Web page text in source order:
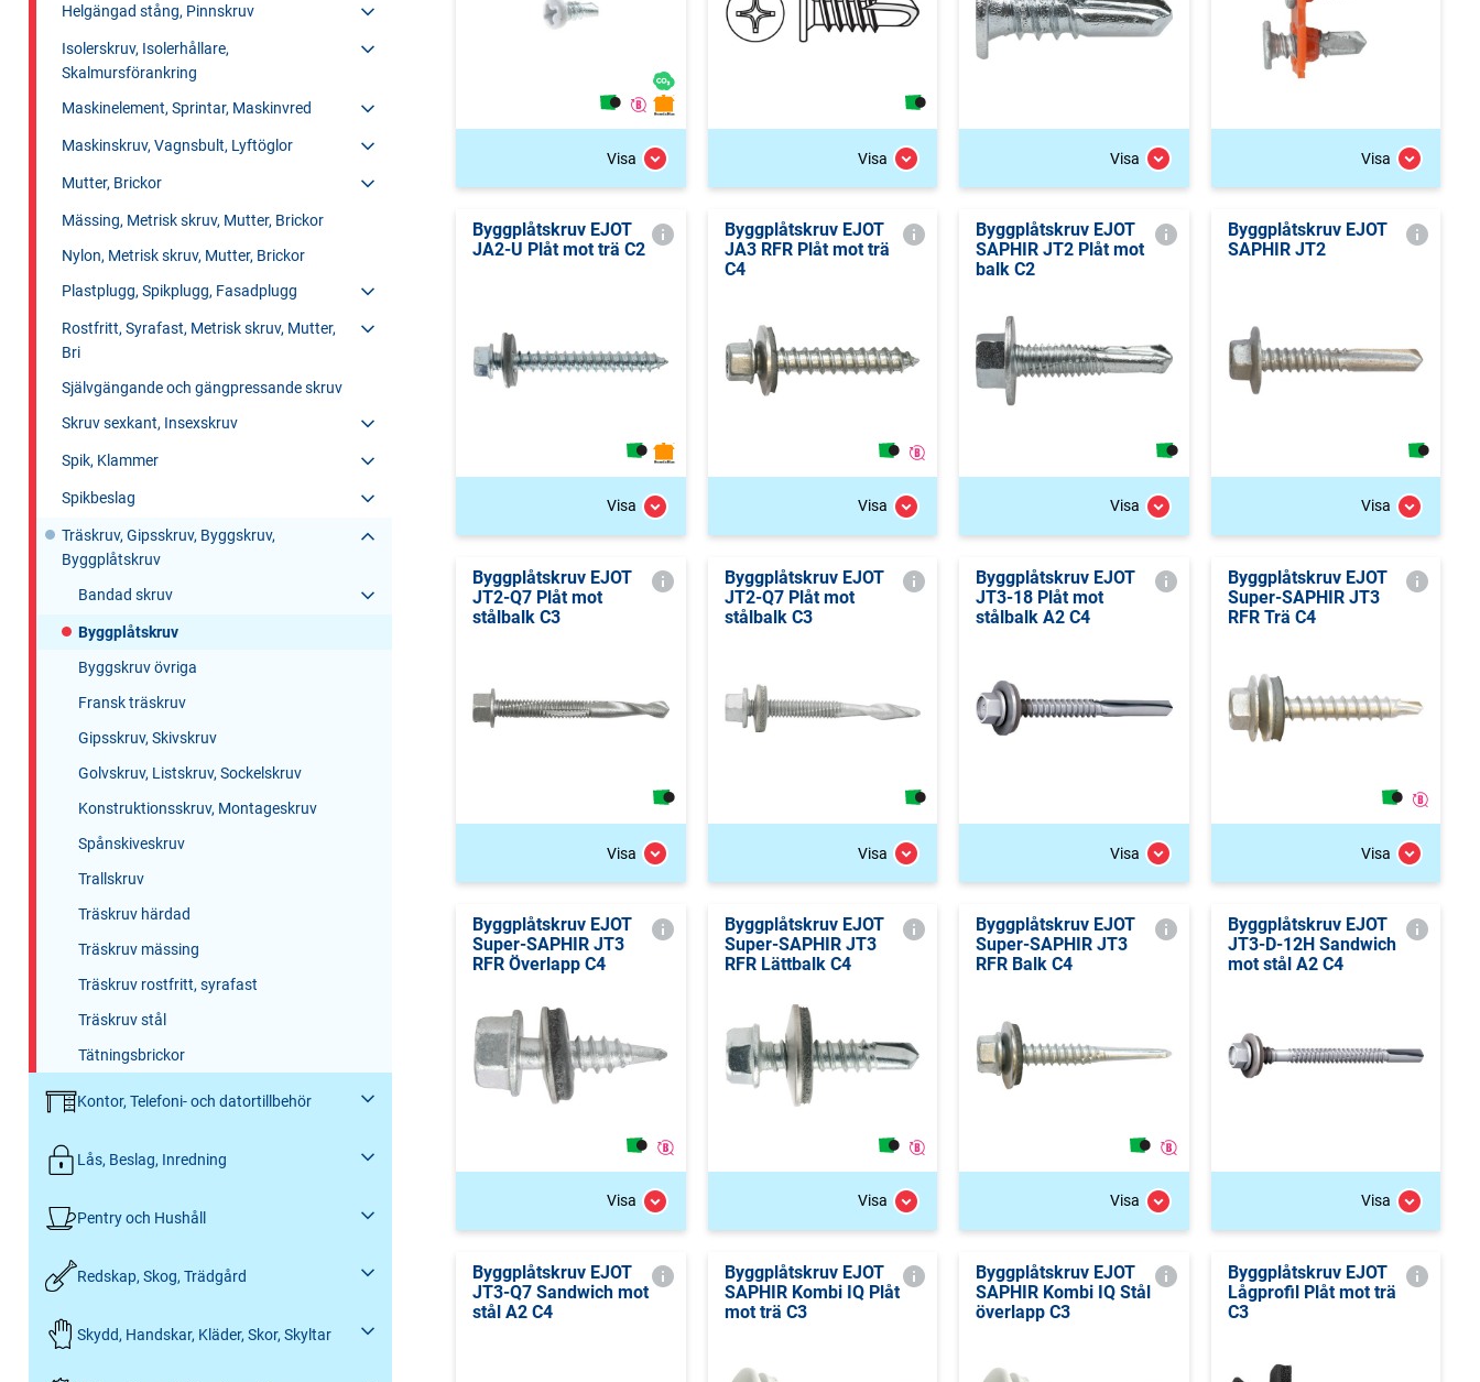
Helgängad stång, Pinnskruv
Isolerskruv, Isolerhållare,
Skalmursförankring
Maskinelement, Sprintar, Maskinvred
Maskinskruv, Vagnsbult, Lyftöglor
Mutter, Brickor
Mässing, Metrisk skruv, Mutter, Brickor
Nylon, Metrisk skruv, Mutter, Brickor
Plastplugg, Spikplugg, Fasadplugg
Rostfritt, Syrafast, Metrisk skruv, Mutter,
Bri
Självgängande och gängpressande skruv
Skruv sexkant, Insexskruv
Spik, Klammer
Spikbeslag
Träskruv, Gipsskruv, Byggskruv,
Byggplåtskruv
Bandad skruv
Byggplåtskruv
Byggskruv övriga
Fransk träskruv
Gipsskruv, Skivskruv
Golvskruv, Listskruv, Sockelskruv
Konstruktionsskruv, Montageskruv
Spånskiveskruv
Trallskruv
Träskruv härdad
Träskruv mässing
Träskruv rostfritt, syrafast
Träskruv stål
Tätningsbrickor
Kontor, Telefoni- och datortillbehör
Lås, Beslag, Inredning
Pentry och Hushåll
Redskap, Skog, Trädgård
Skydd, Handskar, Kläder, Skor, Skyltar
Visa Visa Visa Visa
Byggplåtskruv EJOT
JA2-U Plåt mot trä C2
Visa
Byggplåtskruv EJOT
JA3 RFR Plåt mot trä
C4
Visa
Byggplåtskruv EJOT
SAPHIR JT2 Plåt mot
balk C2
Visa
Byggplåtskruv EJOT
SAPHIR JT2
Visa
Byggplåtskruv EJOT
JT2-Q7 Plåt mot
stålbalk C3
Visa
Byggplåtskruv EJOT
JT2-Q7 Plåt mot
stålbalk C3
Visa
Byggplåtskruv EJOT
JT3-18 Plåt mot
stålbalk A2 C4
Visa
Byggplåtskruv EJOT
Super-SAPHIR JT3
RFR Trä C4
Visa
Byggplåtskruv EJOT
Super-SAPHIR JT3
RFR Överlapp C4
Visa
Byggplåtskruv EJOT
Super-SAPHIR JT3
RFR Lättbalk C4
Visa
Byggplåtskruv EJOT
Super-SAPHIR JT3
RFR Balk C4
Visa
Byggplåtskruv EJOT
JT3-D-12H Sandwich
mot stål A2 C4
Visa
Byggplåtskruv EJOT
JT3-Q7 Sandwich mot
stål A2 C4
Byggplåtskruv EJOT
SAPHIR Kombi IQ Plåt
mot trä C3
Byggplåtskruv EJOT
SAPHIR Kombi IQ Stål
överlapp C3
Byggplåtskruv EJOT
Lågprofil Plåt mot trä
C3